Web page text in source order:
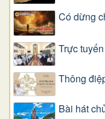
Có dừng
Trực
Thông
Bài hát